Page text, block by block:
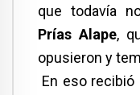
que todavía
Prías Alape,
opusieron y
En eso recibió